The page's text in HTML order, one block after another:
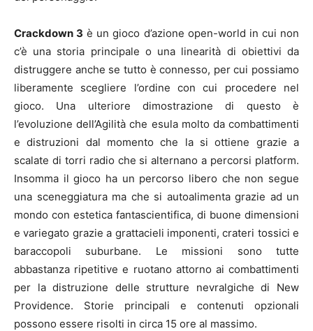
Crackdown 3 è un gioco d’azione open-world in cui non
c’è una storia principale o una linearità di obiettivi da
distruggere anche se tutto è connesso, per cui possiamo
liberamente scegliere l’ordine con cui procedere nel
gioco. Una ulteriore dimostrazione di questo è
l’evoluzione dell’Agilità che esula molto da combattimenti
e distruzioni dal momento che la si ottiene grazie a
scalate di torri radio che si alternano a percorsi platform.
Insomma il gioco ha un percorso libero che non segue
una sceneggiatura ma che si autoalimenta grazie ad un
mondo con estetica fantascientifica, di buone dimensioni
e variegato grazie a grattacieli imponenti, crateri tossici e
baraccopoli suburbane. Le missioni sono tutte
abbastanza ripetitive e ruotano attorno ai combattimenti
per la distruzione delle strutture nevralgiche di New
Providence. Storie principali e contenuti opzionali
possono essere risolti in circa 15 ore al massimo.